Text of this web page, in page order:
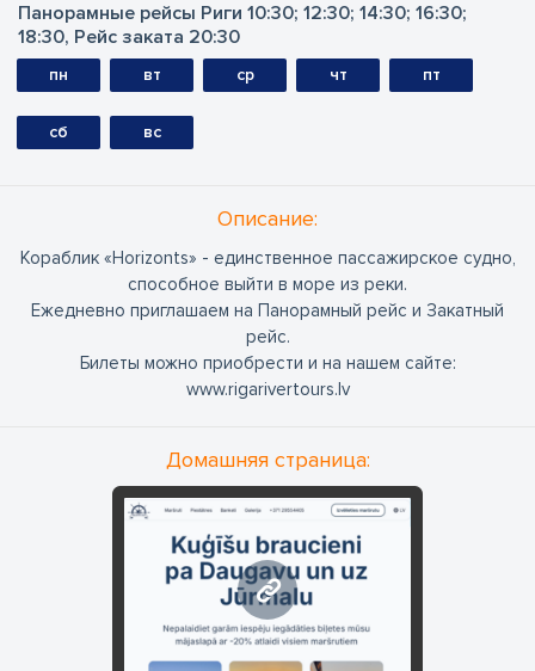
Панорамные рейсы Риги 10:30; 12:30; 14:30; 16:30;
18:30, Рейс заката 20:30
пн вт ср чт пт
сб вс
Oписание:
Кораблик «Horizonts» - единственное пассажирское судно,
способное выйти в море из реки.
Ежедневно приглашаем на Панорамный рейс и Закатный
рейс.
Билеты можно приобрести и на нашем сайте:
www.rigarivertours.lv
Домашняя страница:
www.rigarivertours.lv